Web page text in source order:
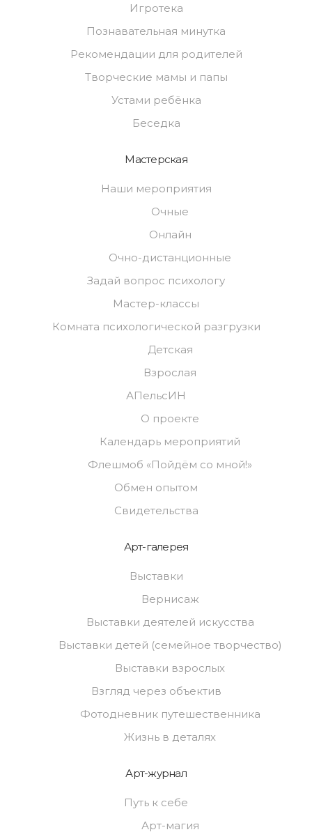
Игротека
Познавательная минутка
Рекомендации для родителей
Творческие мамы и папы
Устами ребёнка
Беседка
Мастерская
Наши мероприятия
Очные
Онлайн
Очно-дистанционные
Задай вопрос психологу
Мастер-классы
Комната психологической разгрузки
Детская
Взрослая
АПельсИН
О проекте
Календарь мероприятий
Флешмоб «Пойдём со мной!»
Обмен опытом
Свидетельства
Арт-галерея
Выставки
Вернисаж
Выставки деятелей искусства
Выставки детей (семейное творчество)
Выставки взрослых
Взгляд через объектив
Фотодневник путешественника
Жизнь в деталях
Арт-журнал
Путь к себе
Арт-магия